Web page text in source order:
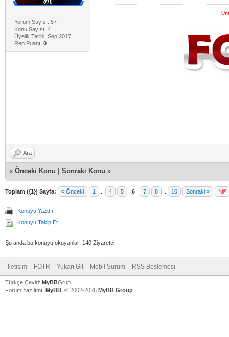
Yorum Sayısı: 57
Konu Sayısı: 4
Üyelik Tarihi: Sep 2017
Rep Puanı: 0
Ara
« Önceki Konu Sonraki Konu »
Toplam ({1}) Sayfa: « Önceki 1 4 5 6 7 8 10 Sonraki »
Konuyu Yazdır
Konuyu Takip Et
Şu anda bu konuyu okuyanlar: 140 Ziyaretçi
İletişim FOTR Yukarı Git Mobil Sürüm RSS Beslemesi
Türkçe Çeviri: MyBBGrup
Forum Yazılımı: MyBB , © 2002-2026 MyBB Group